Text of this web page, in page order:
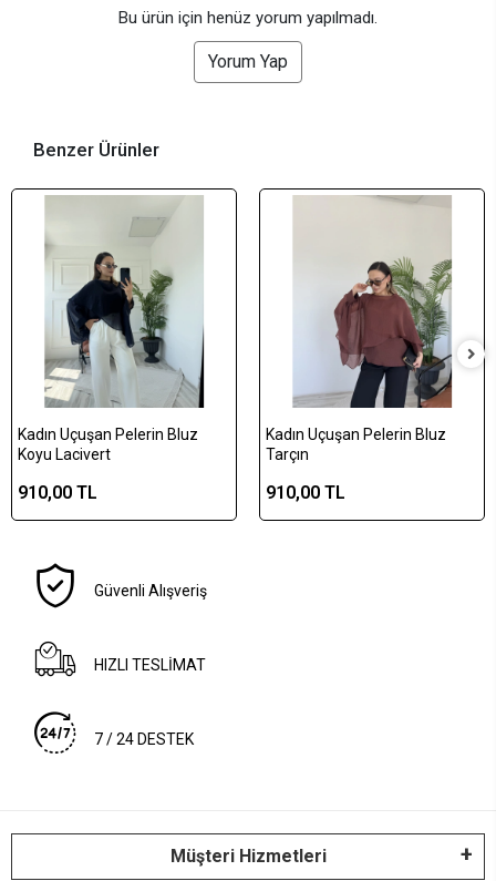
Bu ürün için henüz yorum yapılmadı.
Yorum Yap
Benzer Ürünler
Kadın Uçuşan Pelerin Bluz
Koyu Lacivert
910,00 TL
Kadın Uçuşan Pelerin Bluz
Tarçın
910,00 TL
Güvenli Alışveriş
HIZLI TESLİMAT
7 / 24 DESTEK
Müşteri Hizmetleri